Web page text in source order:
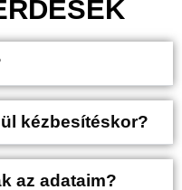
kézbesítéskor?
az adataim?